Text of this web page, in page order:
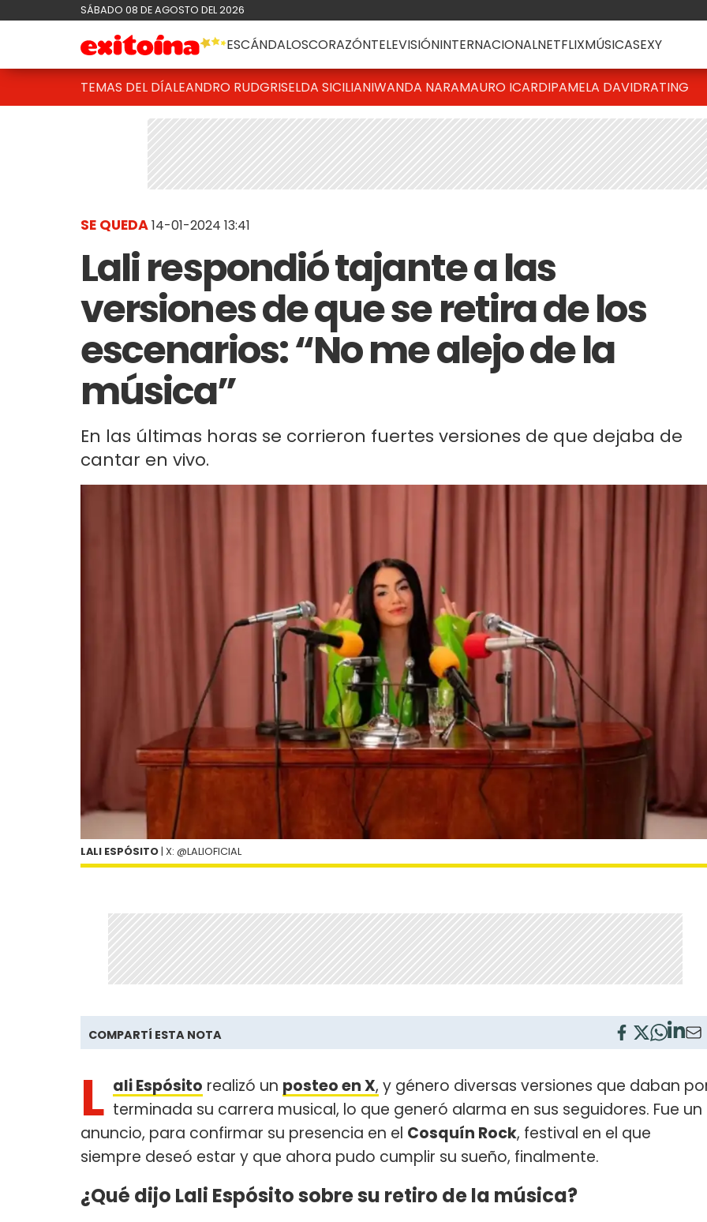
SÁBADO 08 DE AGOSTO DEL 2026
ESCÁNDALOSCORAZÓNTELEVISIÓNINTERNACIONALNETFLIXMÚSICASEXY
TEMAS DEL DÍALEANDRO RUDGRISELDA SICILIANIWANDA NARAMAURO ICARDIPAMELA DAVIDRATING
SE QUEDA14-01-2024 13:41
Lali respondió tajante a las
versiones de que se retira de los
escenarios: “No me alejo de la
música”
En las últimas horas se corrieron fuertes versiones de que dejaba de
cantar en vivo.
LALI ESPÓSITO | X: @LALIOFICIAL
COMPARTÍ ESTA NOTA
L ali Espósito realizó un posteo en X, y género diversas versiones que daban
terminada su carrera musical, lo que generó alarma en sus seguidores. Fue un
anuncio, para confirmar su presencia en el Cosquín Rock, festival en el que
siempre deseó estar y que ahora pudo cumplir su sueño, finalmente.
¿Qué dijo Lali Espósito sobre su retiro de la música?